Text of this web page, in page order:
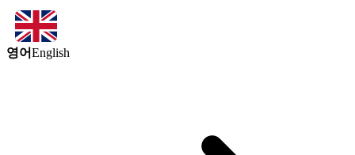
영어English